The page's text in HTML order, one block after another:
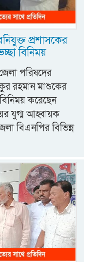
প্রশাসকের
বিনিময়
পরিষদের
রহমান মাশুকের
করেছেন
যুগ্ম আহ্বায়ক
বিএনপির বিভিন্ন